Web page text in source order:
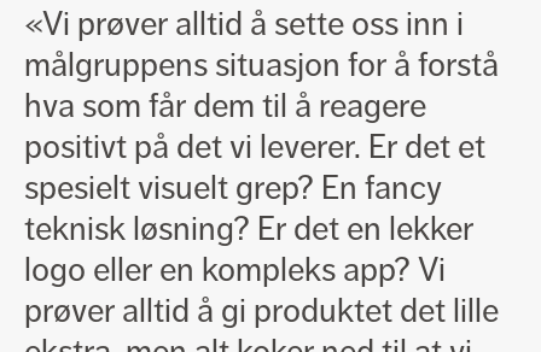
«Vi prøver alltid å sette oss inn i
målgruppens situasjon for å forstå
hva som får dem til å reagere
positivt på det vi leverer. Er det et
spesielt visuelt grep? En fancy
teknisk løsning? Er det en lekker
logo eller en kompleks app? Vi
prøver alltid å gi produktet det lille